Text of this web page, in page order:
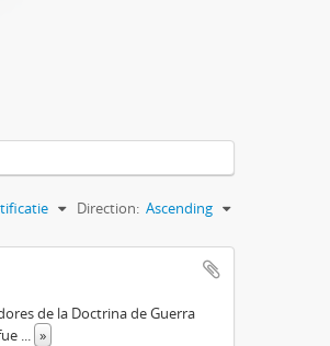
Direction: Ascending
de la Doctrina de Guerra
»